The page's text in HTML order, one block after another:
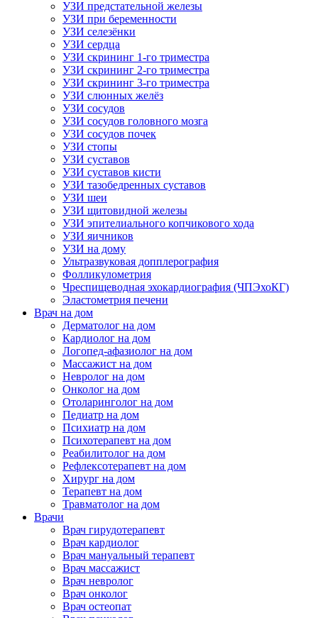
УЗИ предстательной железы
УЗИ при беременности
УЗИ селезёнки
УЗИ сердца
УЗИ скрининг 1-го триместра
УЗИ скрининг 2-го триместра
УЗИ скрининг 3-го триместра
УЗИ слюнных желёз
УЗИ сосудов
УЗИ сосудов головного мозга
УЗИ сосудов почек
УЗИ стопы
УЗИ суставов
УЗИ суставов кисти
УЗИ тазобедренных суставов
УЗИ шеи
УЗИ щитовидной железы
УЗИ эпителиального копчикового хода
УЗИ яичников
УЗИ на дому
Ультразвуковая допплерография
Фолликулометрия
Чреспищеводная эхокардиография (ЧПЭхоКГ)
Эластометрия печени
Врач на дом
Дерматолог на дом
Кардиолог на дом
Логопед-афазиолог на дом
Массажист на дом
Невролог на дом
Онколог на дом
Отоларинголог на дом
Педиатр на дом
Психиатр на дом
Психотерапевт на дом
Реабилитолог на дом
Рефлексотерапевт на дом
Хирург на дом
Терапевт на дом
Травматолог на дом
Врачи
Врач гирудотерапевт
Врач кардиолог
Врач мануальный терапевт
Врач массажист
Врач невролог
Врач онколог
Врач остеопат